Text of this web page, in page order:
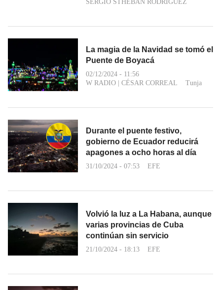
SERGIO STHEBAN RODRÍGUEZ
La magia de la Navidad se tomó el
Puente de Boyacá
02/12/2024 - 11:56
W RADIO
CÉSAR CORREAL Tunja
Durante el puente festivo,
gobierno de Ecuador reducirá
apagones a ocho horas al día
31/10/2024 - 07:53 EFE
Volvió la luz a La Habana, aunque
varias provincias de Cuba
continúan sin servicio
21/10/2024 - 18:13 EFE